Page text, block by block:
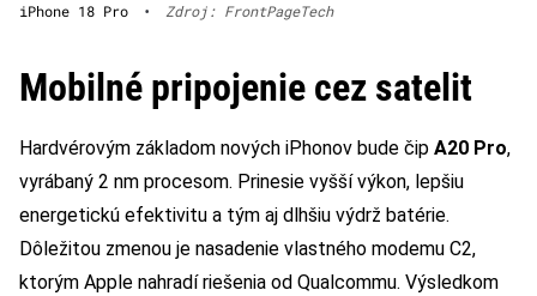
iPhone 18 Pro • Zdroj: FrontPageTech
Mobilné pripojenie cez satelit
Hardvérovým základom nových iPhonov bude čip A20 Pro,
vyrábaný 2 nm procesom. Prinesie vyšší výkon, lepšiu
energetickú efektivitu a tým aj dlhšiu výdrž batérie.
Dôležitou zmenou je nasadenie vlastného modemu C2,
ktorým Apple nahradí riešenia od Qualcommu. Výsledkom